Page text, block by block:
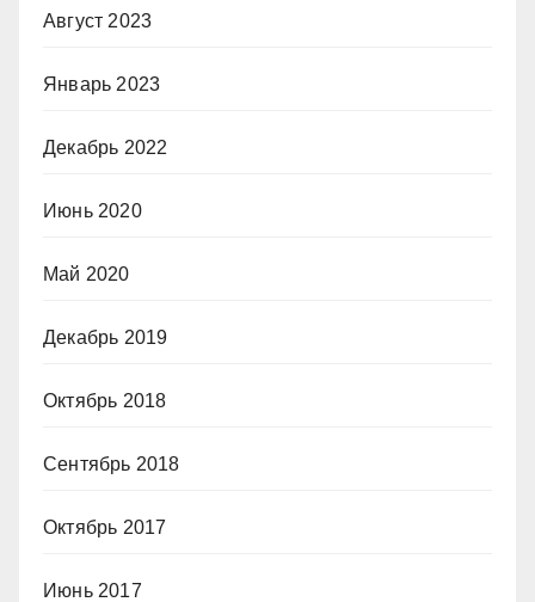
Август 2023
Январь 2023
Декабрь 2022
Июнь 2020
Май 2020
Декабрь 2019
Октябрь 2018
Сентябрь 2018
Октябрь 2017
Июнь 2017